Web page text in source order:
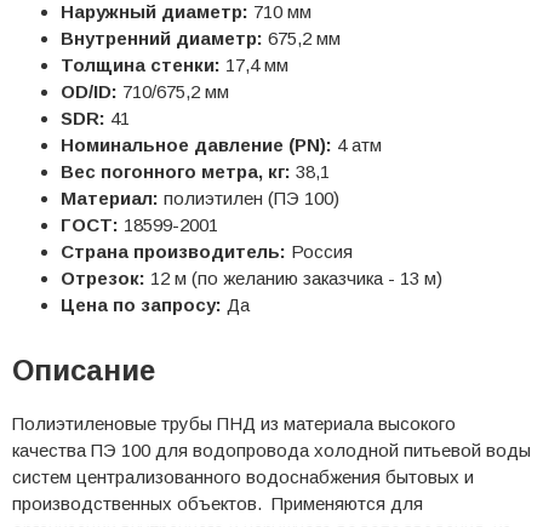
Наружный диаметр: 710 мм
Внутренний диаметр: 675,2 мм
Толщина стенки: 17,4 мм
OD/ID: 710/675,2 мм
SDR: 41
Номинальное давление (PN): 4 атм
Вес погонного метра, кг: 38,1
Материал: полиэтилен (ПЭ 100)
ГОСТ: 18599-2001
Страна производитель: Россия
Отрезок: 12 м (по желанию заказчика - 13 м)
Цена по запросу: Да
Описание
Полиэтиленовые трубы ПНД из материала высокого
качества ПЭ 100 для водопровода холодной питьевой воды
систем централизованного водоснабжения бытовых и
производственных объектов. Применяются для